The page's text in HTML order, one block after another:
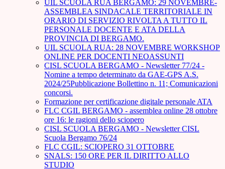
UIL SCUOLA RUA BERGAMO: 29 NOVEMBRE-
ASSEMBLEA SINDACALE TERRITORIALE IN
ORARIO DI SERVIZIO RIVOLTA A TUTTO IL
PERSONALE DOCENTE E ATA DELLA
PROVINCIA DI BERGAMO.
UIL SCUOLA RUA: 28 NOVEMBRE WORKSHOP
ONLINE PER DOCENTI NEOASSUNTI
CISL SCUOLA BERGAMO - Newsletter 77/24 -
Nomine a tempo determinato da GAE-GPS A.S.
2024/25Pubblicazione Bollettino n. 11; Comunicazioni
concorsi.
Formazione per certificazione digitale personale ATA
FLC CGIL BERGAMO - assemblea online 28 ottobre
ore 16: le ragioni dello sciopero
CISL SCUOLA BERGAMO - Newsletter CISL
Scuola Bergamo 76/24
FLC CGIL: SCIOPERO 31 OTTOBRE
SNALS: 150 ORE PER IL DIRITTO ALLO
STUDIO